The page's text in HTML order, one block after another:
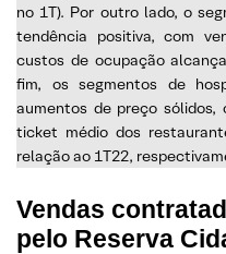
no 1T). Por outro lado, o
tendência positiva, com
custos de ocupação
fim, os segmentos de
aumentos de preço
ticket médio dos
relação ao 1T22,
Vendas
pelo Reserva